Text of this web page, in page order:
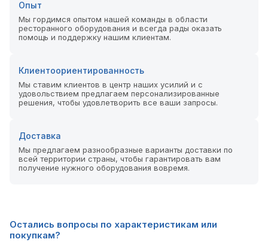
Опыт
Мы гордимся опытом нашей команды в области
ресторанного оборудования и всегда рады оказать
помощь и поддержку нашим клиентам.
Клиентоориентированность
Мы ставим клиентов в центр наших усилий и с
удовольствием предлагаем персонализированные
решения, чтобы удовлетворить все ваши запросы.
Доставка
Мы предлагаем разнообразные варианты доставки по
всей территории страны, чтобы гарантировать вам
получение нужного оборудования вовремя.
Остались вопросы по характеристикам или
покупкам?